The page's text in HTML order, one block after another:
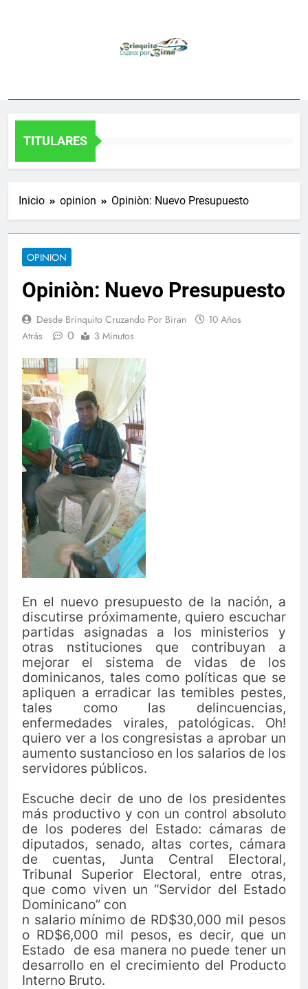
TITULARES
Inicio opinion Opiniòn: Nuevo Presupuesto
OPINION
Opiniòn: Nuevo Presupuesto
Desde Brinquito Cruzando Por Biran
10 Años
Atrás
0 3 Minutos
En el nuevo presupuesto de la nación, a
discutirse próximamente, quiero escuchar
partidas asignadas a los ministerios y
otras nstituciones que contribuyan a
mejorar el sistema de vidas de los
dominicanos, tales como políticas que se
apliquen a erradicar las temibles pestes,
tales como las delincuencias,
enfermedades virales, patológicas. Oh!
quiero ver a los congresistas a aprobar un
aumento sustancioso en los salarios de los
servidores públicos.
Escuche decir de uno de los presidentes
más productivo y con un control absoluto
de los poderes del Estado: cámaras de
diputados, senado, altas cortes, cámara
de cuentas, Junta Central Electoral,
Tribunal Superior Electoral, entre otras,
que como viven un “Servidor del Estado
Dominicano” con
n salario mínimo de RD$30,000 mil pesos
o RD$6,000 mil pesos, es decir, que un
Estado de esa manera no puede tener un
desarrollo en el crecimiento del Producto
Interno Bruto.